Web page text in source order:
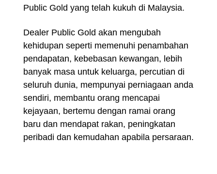
Public Gold yang telah kukuh di Malaysia.
Dealer Public Gold akan mengubah
kehidupan seperti memenuhi penambahan
pendapatan, kebebasan kewangan, lebih
banyak masa untuk keluarga, percutian di
seluruh dunia, mempunyai perniagaan anda
sendiri, membantu orang mencapai
kejayaan, bertemu dengan ramai orang
baru dan mendapat rakan, peningkatan
peribadi dan kemudahan apabila persaraan.